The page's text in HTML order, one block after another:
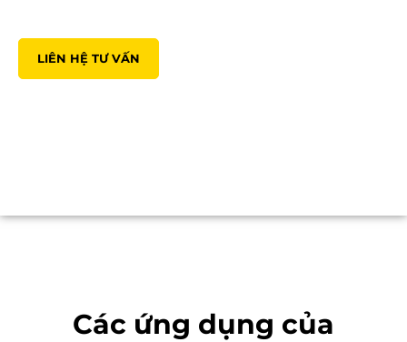
LIÊN HỆ TƯ VẤN
Các ứng dụng của